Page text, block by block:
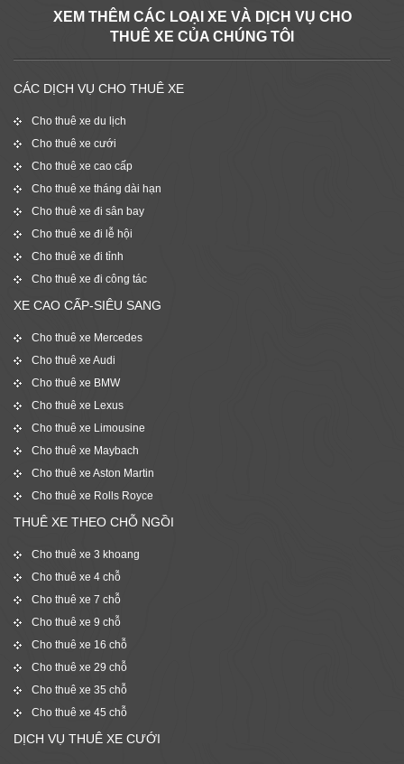
XEM THÊM CÁC LOẠI XE VÀ DỊCH VỤ CHO
THUÊ XE CỦA CHÚNG TÔI
CÁC DỊCH VỤ CHO THUÊ XE
Cho thuê xe du lịch
Cho thuê xe cưới
Cho thuê xe cao cấp
Cho thuê xe tháng dài hạn
Cho thuê xe đi sân bay
Cho thuê xe đi lễ hội
Cho thuê xe đi tỉnh
Cho thuê xe đi công tác
XE CAO CẤP-SIÊU SANG
Cho thuê xe Mercedes
Cho thuê xe Audi
Cho thuê xe BMW
Cho thuê xe Lexus
Cho thuê xe Limousine
Cho thuê xe Maybach
Cho thuê xe Aston Martin
Cho thuê xe Rolls Royce
THUÊ XE THEO CHỖ NGỒI
Cho thuê xe 3 khoang
Cho thuê xe 4 chỗ
Cho thuê xe 7 chỗ
Cho thuê xe 9 chỗ
Cho thuê xe 16 chỗ
Cho thuê xe 29 chỗ
Cho thuê xe 35 chỗ
Cho thuê xe 45 chỗ
DỊCH VỤ THUÊ XE CƯỚI